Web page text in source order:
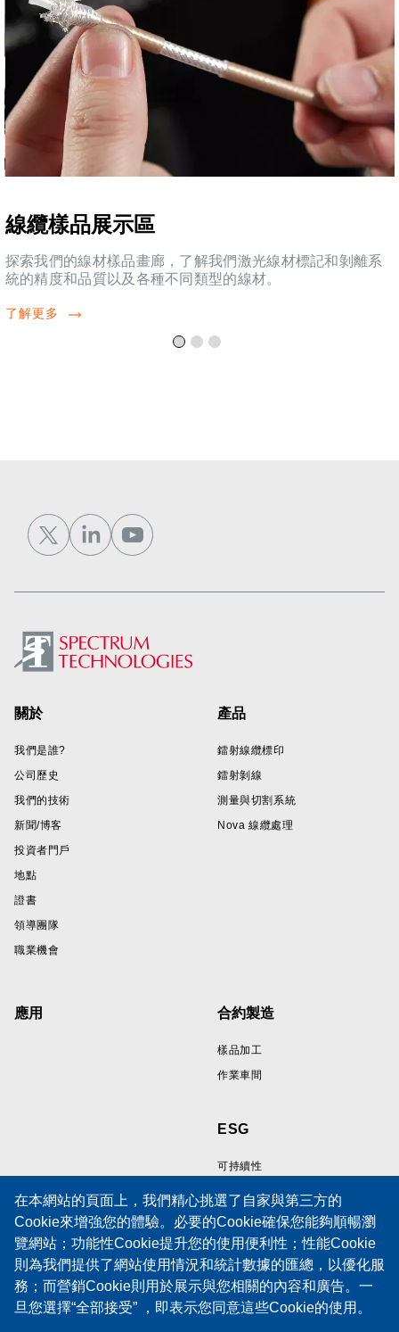
線纜樣品展示區
探索我們的線材樣品畫廊，了解我們激光線材標記和剝離系
統的精度和品質以及各種不同類型的線材。
了解更多
在本網站的頁面上，我們精心挑選了自家與第三方的
Cookie來增強您的體驗。必要的Cookie確保您能夠順暢瀏
覽網站；功能性Cookie提升您的使用便利性；性能Cookie
則為我們提供了網站使用情況和統計數據的匯總，以優化服
務；而營銷Cookie則用於展示與您相關的內容和廣告。一
旦您選擇“全部接受” ，即表示您同意這些Cookie的使用。
Footer
關於
我們是誰?
公司歷史
我們的技術
新聞/博客
投資者門戶
地點
證書
領導團隊
職業機會
產品
鐳射線纜標印
鐳射剝線
測量與切割系統
Nova 線纜處理
應用 合約製造
樣品加工
作業車間
ESG
可持續性
資源
線纜樣品展示區
技術論文
政策
支持
技術支援
培訓
服務請求表